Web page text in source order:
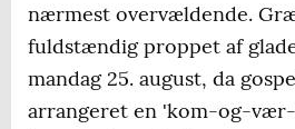
nærmest overvældende.
fuldstændig proppet af
mandag 25. august, da
arrangeret en 'kom-og-